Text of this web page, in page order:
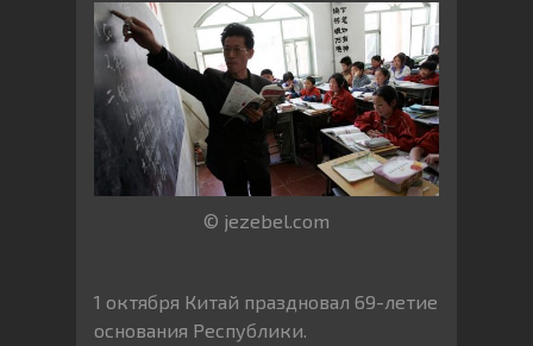
© jezebel.com
1 октября Китай праздновал 69-летие
основания Республики.